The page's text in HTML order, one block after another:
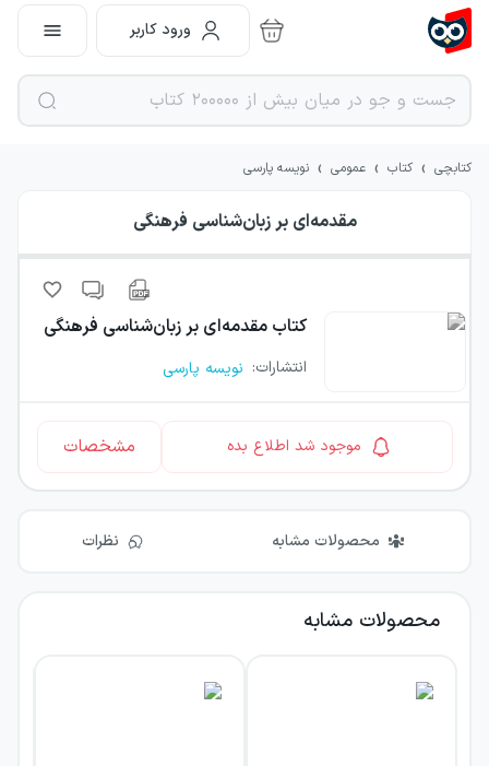
ورود کاربر
کتابچی › کتاب › عمومی › نویسه پارسی
مقدمه‌ای بر زبان‌شناسی فرهنگی
کتاب مقدمه‌ای بر زبان‌شناسی فرهنگی
انتشارات: نویسه پارسی
موجود شد اطلاع بده مشخصات
محصولات مشابه نظرات
محصولات مشابه